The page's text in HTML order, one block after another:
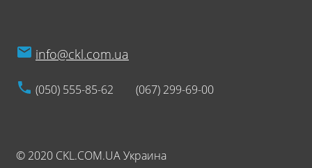
info@ckl.com.ua
(050) 555-85-62 (067) 299-69-00
© 2020 CKL.COM.UA Украина